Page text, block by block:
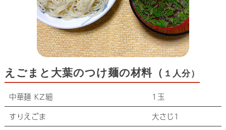
えごまと大葉のつけ麺の材料（ １人分）
中華麺 KZ細
1玉
すりえごま
大さじ1